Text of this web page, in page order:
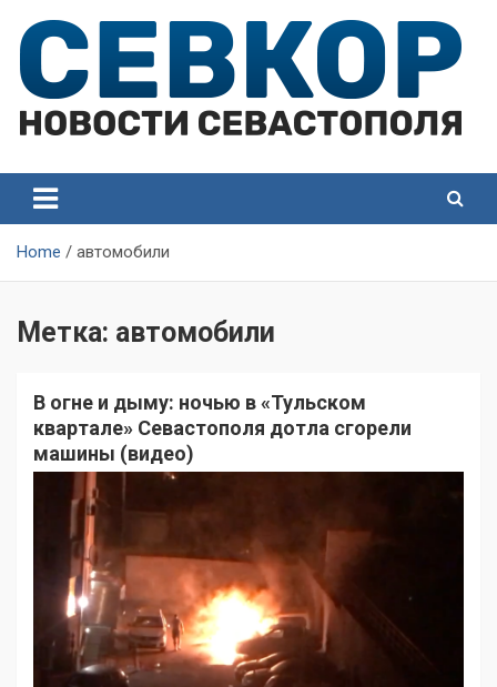
content
Севастополя
Севастополя
Home автомобили
Метка: автомобили
В огне и дыму: ночью в «Тульском
квартале» Севастополя дотла сгорели
машины (видео)